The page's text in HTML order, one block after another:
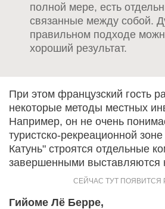
полной мере, есть
связанные между собой.
правильном подходе
хороший результат.
При этом французский гость
некоторые методы местных
Например, он не очень
туристско-рекреационной
Катунь" строятся отдельные
завершенными выставляются
Гийоме Лё Берре,